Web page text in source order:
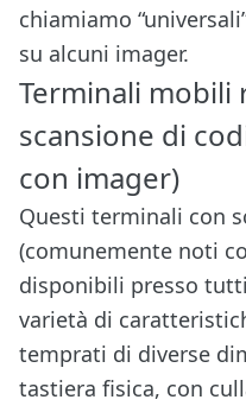
chiamiamo
su alcuni imager.
Terminali mobili
scansione di
con imager)
Questi terminali con
(comunemente noti
disponibili presso
varietà di
temprati di diverse
tastiera fisica, con